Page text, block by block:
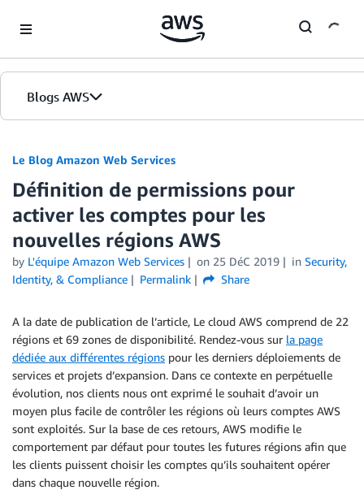
Blogs AWS
Accueil
Éditions
Le Blog Amazon Web Services
Définition de permissions pour
activer les comptes pour les
nouvelles régions AWS
by L'équipe Amazon Web Services on 25 DéC 2019 in Security,
Identity, & Compliance
Permalink Share
A la date de publication de l’article, Le cloud AWS comprend de 22
régions et 69 zones de disponibilité. Rendez-vous sur la page
dédiée aux différentes régions pour les derniers déploiements de
services et projets d’expansion. Dans ce contexte en perpétuelle
évolution, nos clients nous ont exprimé le souhait d’avoir un
moyen plus facile de contrôler les régions où leurs comptes AWS
sont exploités. Sur la base de ces retours, AWS modifie le
comportement par défaut pour toutes les futures régions afin que
les clients puissent choisir les comptes qu’ils souhaitent opérer
dans chaque nouvelle région.